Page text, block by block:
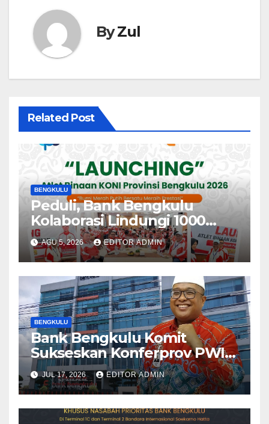
ByZul
Related Post
BENGKULU
Peduli, Bank Bengkulu
Kolaborasi Lindungi 1000
Atlet
AGU 5, 2026 EDITOR ADMIN
BENGKULU
Bank Bengkulu Komit
Sukseskan Konferprov PWI
Bengkulu 2026
JUL 17, 2026 EDITOR ADMIN